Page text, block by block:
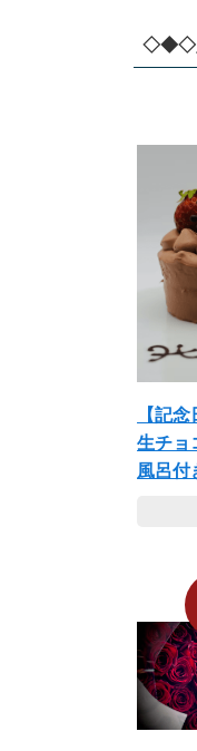
◇◆◇
【記
生チョ
風呂付